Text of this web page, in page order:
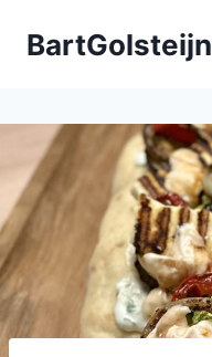
naarBartGolsteijn